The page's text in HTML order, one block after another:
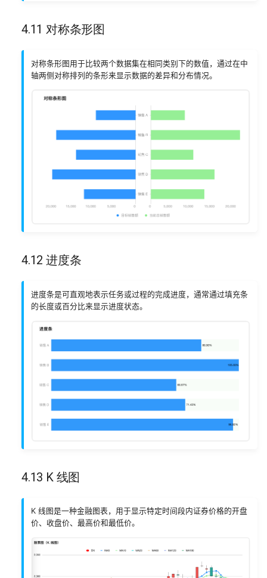
4.11 对称条形图
对称条形图用于比较两个数据集在相同类别下的数值，通过在中
轴两侧对称排列的条形来显示数据的差异和分布情况。
4.12 进度条
进度条是可直观地表示任务或过程的完成进度，通常通过填充条
的长度或百分比来显示进度状态。
4.13 K 线图
K 线图是一种金融图表，用于显示特定时间段内证券价格的开盘
价、收盘价、最高价和最低价。